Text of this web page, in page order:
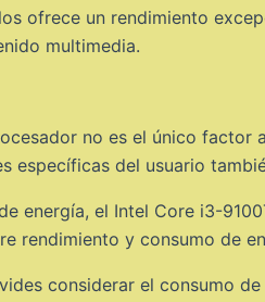
ofrece un rendimiento
multimedia.
no es el único
del usuario
energía, el Intel Core i3-
rendimiento y consumo de
considerar el consumo